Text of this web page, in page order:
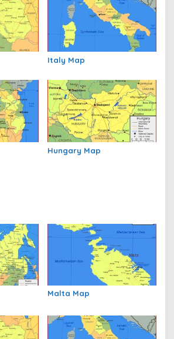
Italy Map
Hungary Map
Malta Map